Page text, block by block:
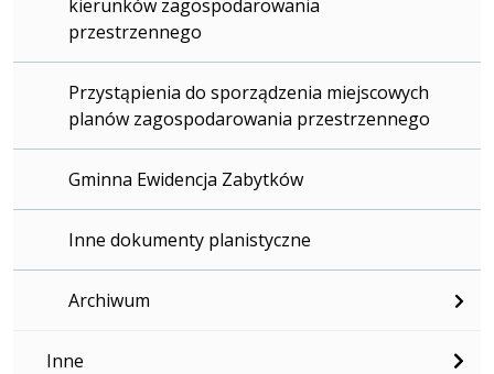
kierunków zagospodarowania
przestrzennego
Przystąpienia do sporządzenia miejscowych
planów zagospodarowania przestrzennego
Gminna Ewidencja Zabytków
Inne dokumenty planistyczne
Archiwum
Inne